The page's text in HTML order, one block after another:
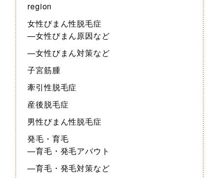
region
女性びまん性脱毛症
—女性びまん原因など
—女性びまん対策など
子宮筋腫
牽引性脱毛症
産後脱毛症
男性びまん性脱毛症
発毛・育毛
—育毛・発毛アバウト
—育毛・発毛対策など